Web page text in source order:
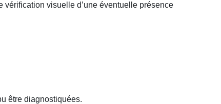
visuelle d’une éventuelle présence
être diagnostiquées.